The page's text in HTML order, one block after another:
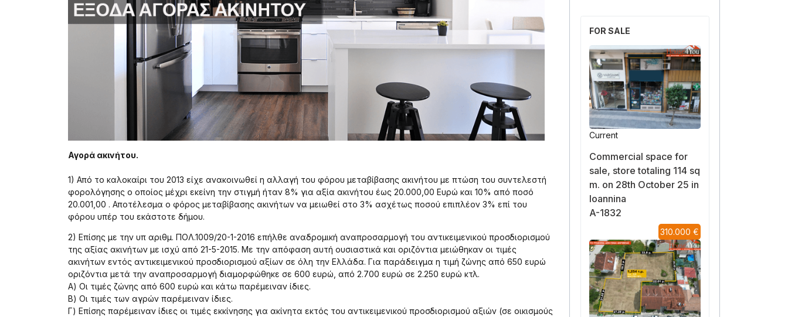
Αγορά ακινήτου.
1) Από το καλοκαίρι του 2013 είχε ανακοινωθεί η αλλαγή του φόρου μεταβίβασης ακινήτου με πτώση του συντελεστή
φορολόγησης ο οποίος μέχρι εκείνη την στιγμή ήταν 8% για αξία ακινήτου έως 20.000,00 Ευρώ και 10% από ποσό
20.001,00 . Αποτέλεσμα ο φόρος μεταβίβασης ακινήτων να μειωθεί στο 3% ασχέτως ποσού επιπλέον 3% επί του
φόρου υπέρ του εκάστοτε δήμου.
2) Επίσης με την υπ αριθμ. ΠΟΛ.1009/20-1-2016 επήλθε αναδρομική αναπροσαρμογή του αντικειμενικού προσδιορισμού
της αξίας ακινήτων με ισχύ από 21-5-2015. Με την απόφαση αυτή ουσιαστικά και οριζόντια μειώθηκαν οι τιμές
ακινήτων εντός αντικειμενικού προσδιορισμού αξίων σε όλη την Ελλάδα. Για παράδειγμα η τιμή ζώνης από 650 ευρώ
οριζόντια μετά την αναπροσαρμογή διαμορφώθηκε σε 600 ευρώ, από 2.700 ευρώ σε 2.250 ευρώ κτλ.
Α) Οι τιμές ζώνης από 600 ευρώ και κάτω παρέμειναν ίδιες.
Β) Οι τιμές των αγρών παρέμειναν ίδιες.
Γ) Επίσης παρέμειναν ίδιες οι τιμές εκκίνησης για ακίνητα εκτός του αντικειμενικού προσδιορισμού αξιών (σε οικισμούς
FOR SALE
Current
Commercial space for
sale, store totaling 114 sq
m. on 28th October 25 in
Ioannina
A-1832
310.000 €